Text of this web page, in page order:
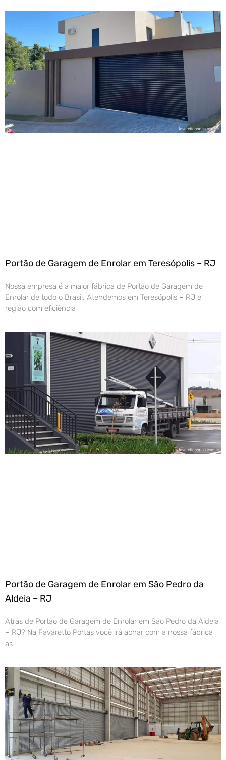
Portão de Garagem de Enrolar em Teresópolis – RJ
Nossa empresa é a maior fábrica de Portão de Garagem de
Enrolar de todo o Brasil. Atendemos em Teresópolis – RJ e
região com eficiência
Portão de Garagem de Enrolar em São Pedro da
Aldeia – RJ
Atrás de Portão de Garagem de Enrolar em São Pedro da Aldeia
– RJ? Na Favaretto Portas você irá achar com a nossa fábrica
as